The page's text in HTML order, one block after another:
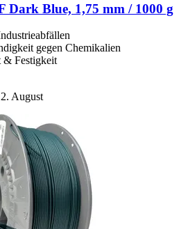
Dark Blue, 1,75 mm / 1000 g
gegen Chemikalien
& Festigkeit
August